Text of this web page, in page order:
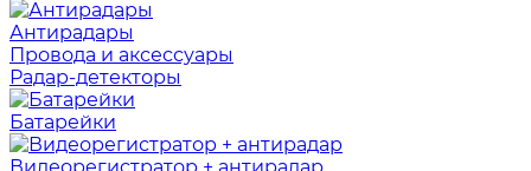
Антирадары
Провода и аксессуары
Радар-детекторы
Батарейки